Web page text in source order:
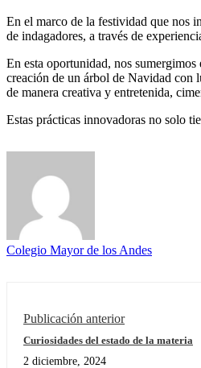
En el marco de la festividad que nos
de indagadores, a través de
En esta oportunidad, nos
creación de un árbol de Navidad con
de manera creativa y entretenida,
Estas prácticas innovadoras no solo
Colegio Mayor de los Andes
Publicación anterior
Curiosidades del estado de la materia
2 diciembre, 2024